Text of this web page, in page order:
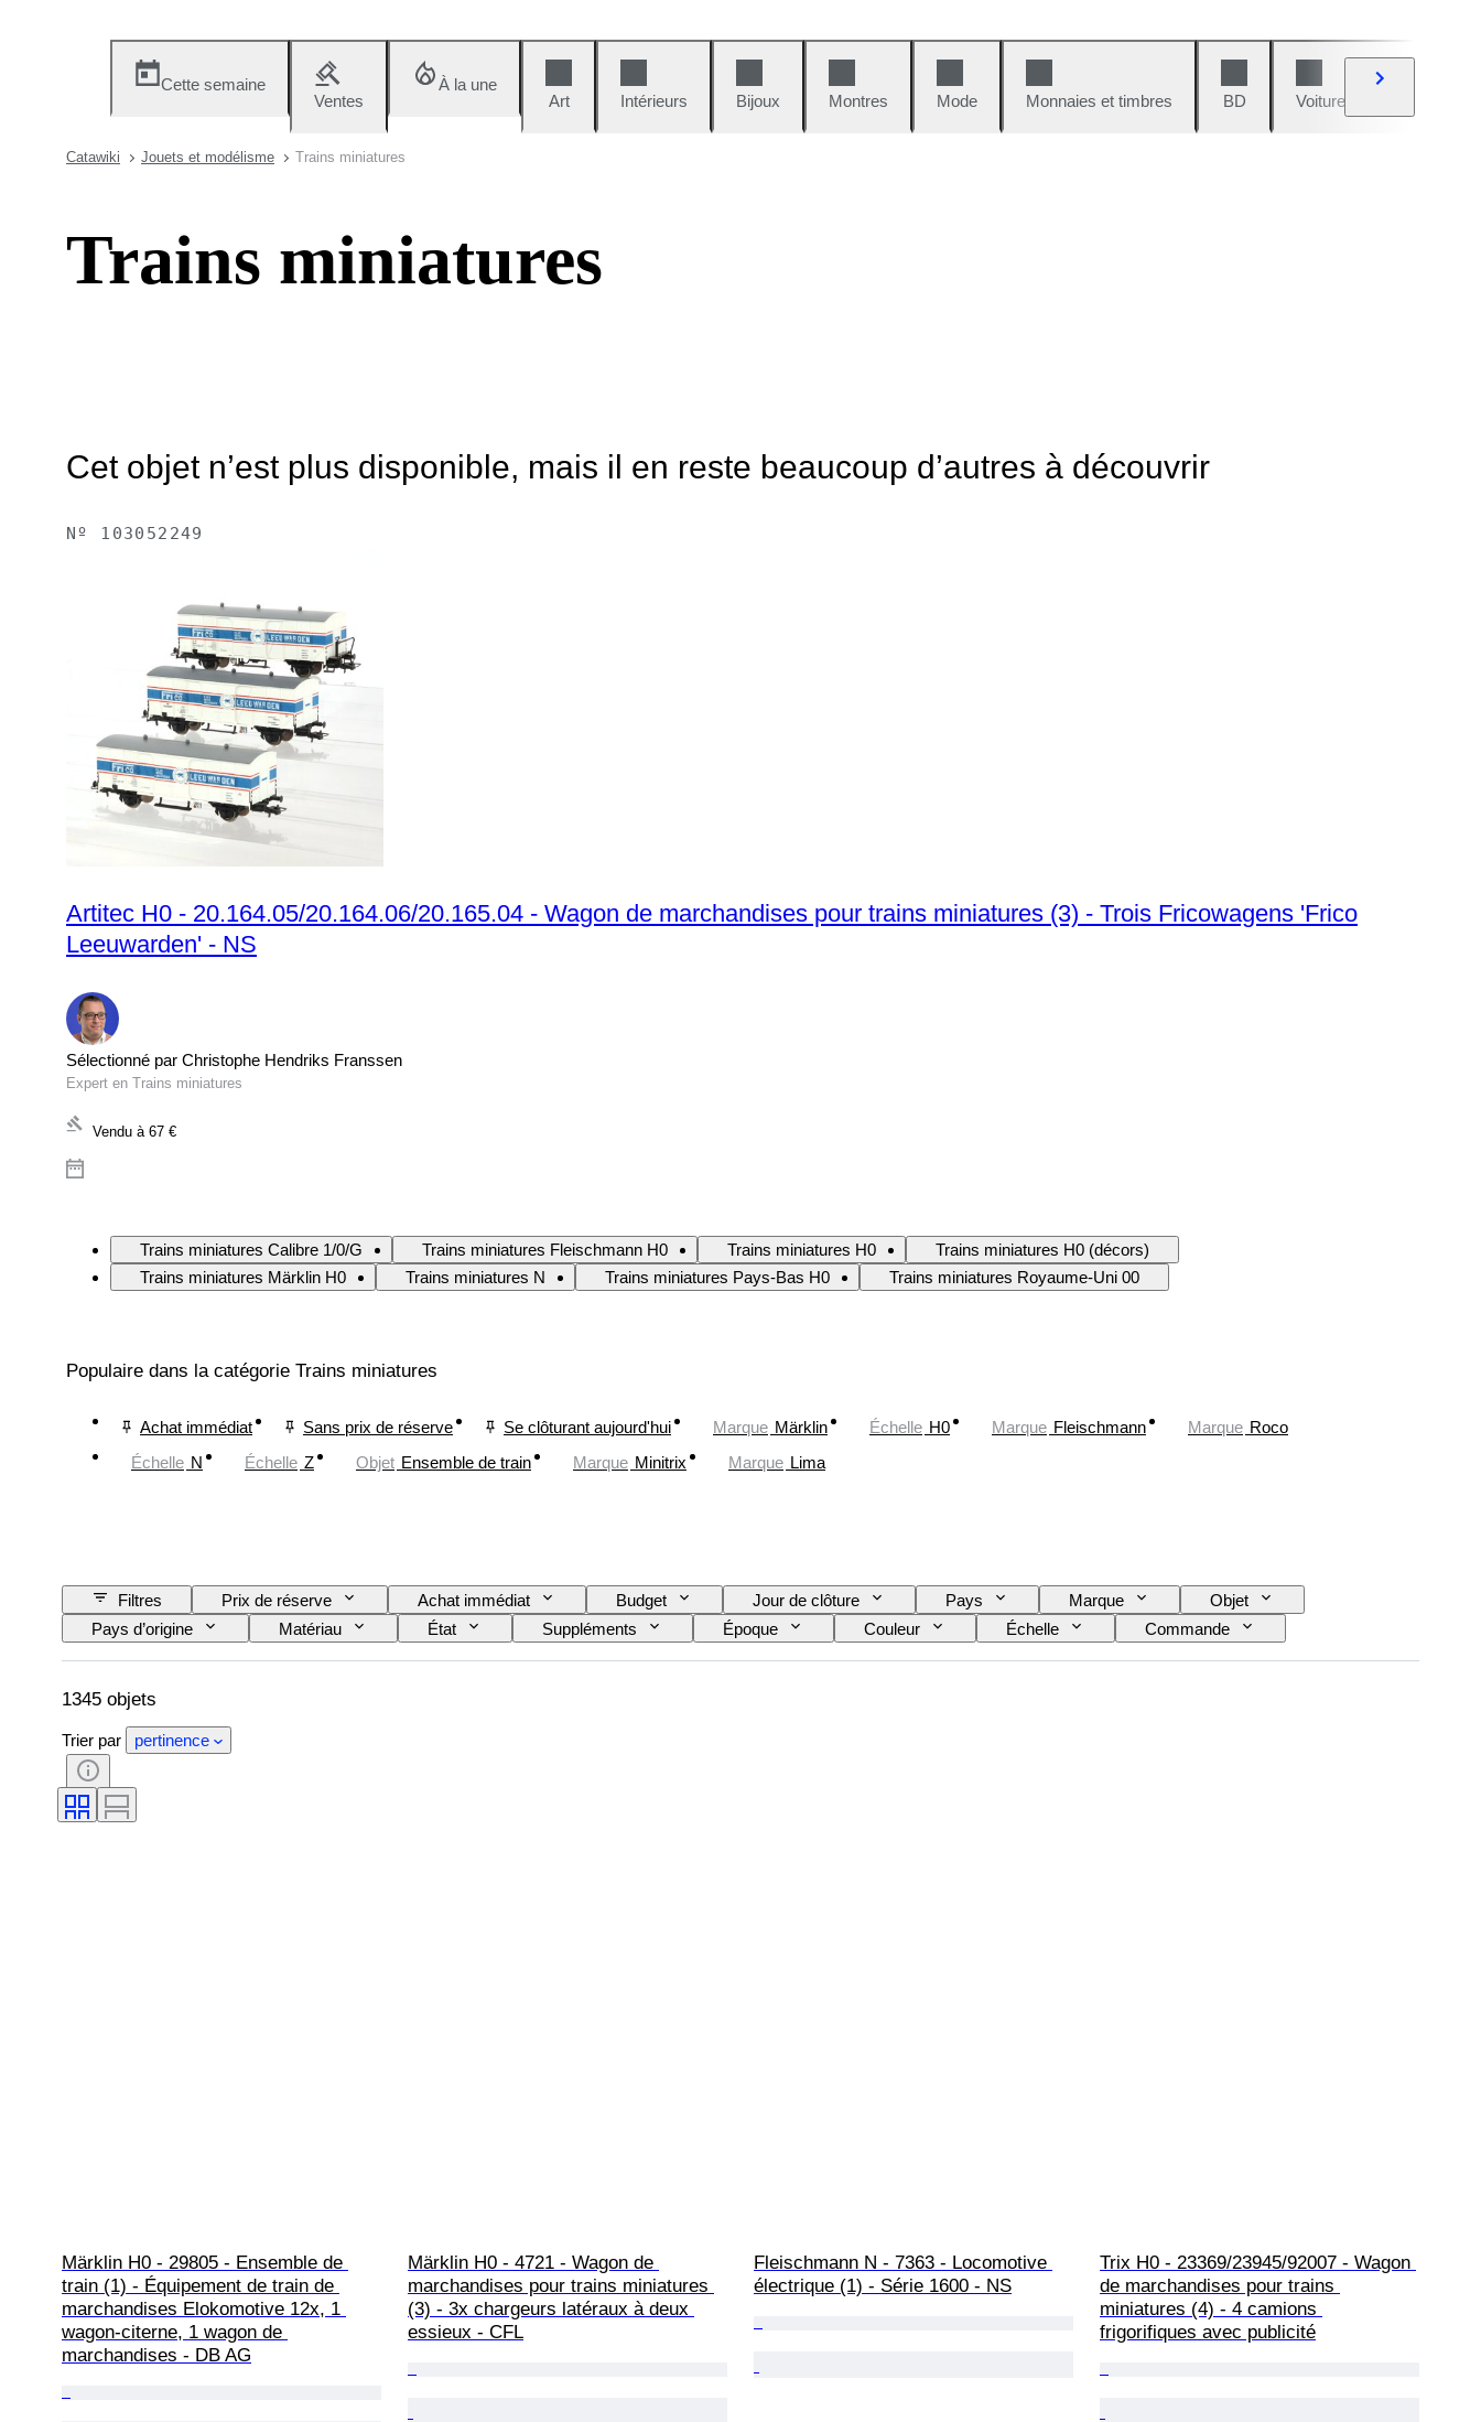
Cette semaine
Ventes
À la une
Art
Intérieurs Bijoux Montres Mode Monnaies et timbres BD Voitures et motos
Catawiki Jouets et modélisme Trains miniatures
Trains miniatures
Cet objet n’est plus disponible, mais il en reste beaucoup d’autres à découvrir
Nº 103052249
Artitec H0 - 20.164.05/20.164.06/20.165.04 - Wagon de marchandises pour trains miniatures (3) - Trois Fricowagens 'Frico
Leeuwarden' - NS
Sélectionné par Christophe Hendriks Franssen
Expert en Trains miniatures
Vendu à 67 €
Trains miniatures Calibre 1/0/G Trains miniatures Fleischmann H0 Trains miniatures H0
Trains miniatures H0 (décors)
Trains miniatures Märklin H0
Trains miniatures N Trains miniatures Pays-Bas H0 Trains miniatures Royaume-Uni 00
Populaire dans la catégorie Trains miniatures
Achat immédiat Sans prix de réserve Se clôturant aujourd'hui Marque Märklin Échelle H0 Marque Fleischmann Marque Roco
Échelle N Échelle Z Objet Ensemble de train Marque Minitrix Marque Lima
Filtres Prix de réserve Achat immédiat Budget Jour de clôture Pays Marque
Objet
Pays d’origine
Matériau État Suppléments Époque Couleur Échelle
Commande
Alimentation électrique
Compagnie ferroviaire Époque
1345 objets
Trier par pertinence
Märklin H0 - 29805 - Ensemble de
train (1) - Équipement de train de
marchandises Elokomotive 12x, 1
wagon-citerne, 1 wagon de
marchandises - DB AG
Märklin H0 - 4721 - Wagon de
marchandises pour trains miniatures
(3) - 3x chargeurs latéraux à deux
essieux - CFL
Fleischmann N - 7363 - Locomotive
électrique (1) - Série 1600 - NS
Trix H0 - 23369/23945/92007 - Wagon
de marchandises pour trains
miniatures (4) - 4 camions
frigorifiques avec publicité